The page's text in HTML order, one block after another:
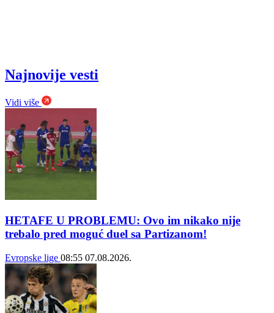
Najnovije vesti
Vidi više
HETAFE U PROBLEMU: Ovo im nikako nije
trebalo pred moguć duel sa Partizanom!
Evropske lige 08:55 07.08.2026.